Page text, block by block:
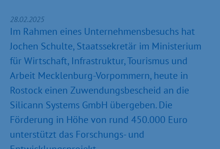
28.02.2025
Im Rahmen eines Unternehmensbesuchs hat
Jochen Schulte, Staatssekretär im Ministerium
für Wirtschaft, Infrastruktur, Tourismus und
Arbeit Mecklenburg-Vorpommern, heute in
Rostock einen Zuwendungsbescheid an die
Silicann Systems GmbH übergeben. Die
Förderung in Höhe von rund 450.000 Euro
unterstützt das Forschungs- und